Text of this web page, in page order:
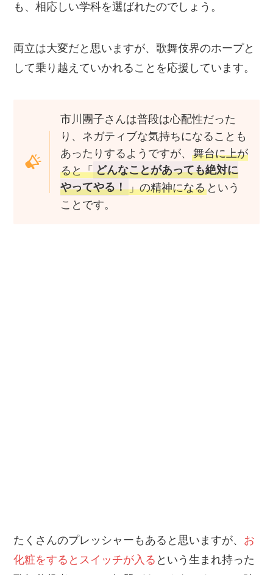
も、相応しい学科を選ばれたのでしょう。
両立は大変だと思いますが、歌舞伎界のホープと
して乗り越えていかれることを応援しています。
市川團子さんは普段は心配性だった
り、ネガティブな気持ちになることも
あったりするようですが、 舞台に上が
ると「 どんなことがあっても絶対に
やってやる！ 」の精神になる という
ことです。
たくさんのプレッシャーもあると思いますが、 お
化粧をするとスイッチが入る という生まれ持った